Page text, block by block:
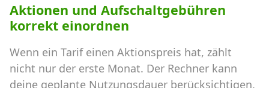
Aktionen und Aufschaltgebühren
korrekt einordnen
Wenn ein Tarif einen Aktionspreis hat, zählt
nicht nur der erste Monat. Der Rechner kann
deine geplante Nutzungsdauer berücksichtigen.